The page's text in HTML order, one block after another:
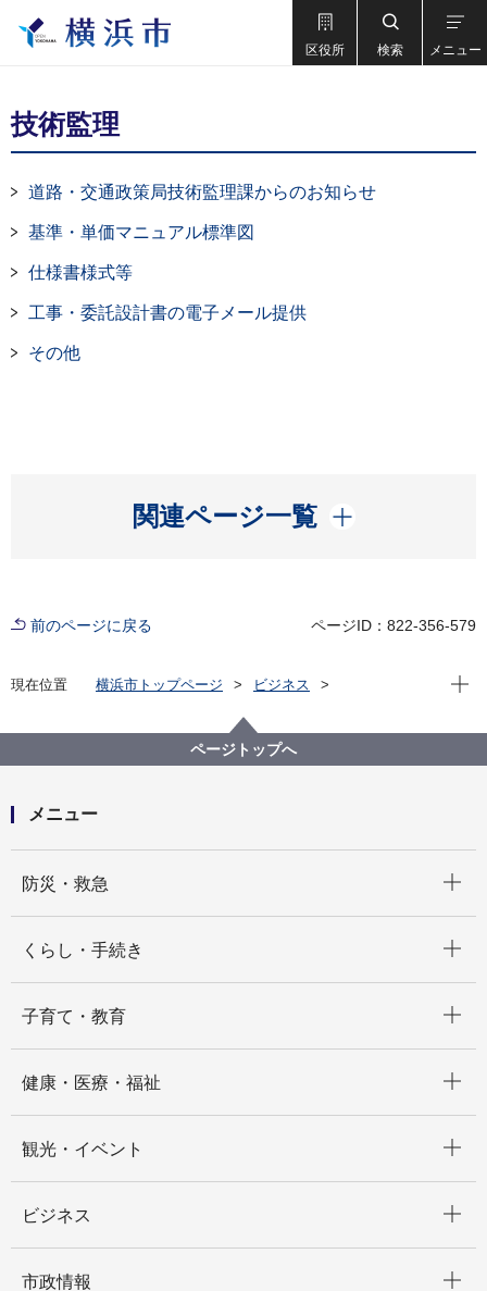
区役所 検索 メニュー
技術監理
道路・交通政策局技術監理課からのお知らせ
基準・単価マニュアル標準図
仕様書様式等
工事・委託設計書の電子メール提供
その他
関連ページ一覧
開く
前のページに戻る ページID：822-356-579
現在位置 横浜市トップページ
ビジネス
現在
ページトップへ
メニュー
防災・救急
くらし・手続き
子育て・教育
健康・医療・福祉
観光・イベント
ビジネス
市政情報